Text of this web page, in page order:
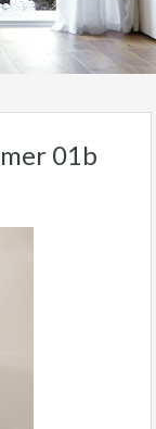
01b